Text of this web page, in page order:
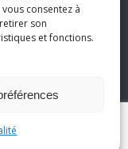
consentez à
son
et fonctions.